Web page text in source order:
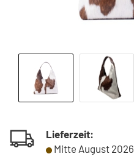
Lieferzeit:
Mitte August 2026